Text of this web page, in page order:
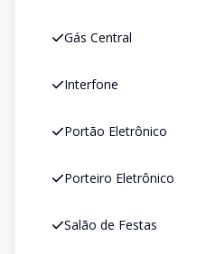
Gás Central
Interfone
Portão Eletrônico
Porteiro Eletrônico
Salão de Festas